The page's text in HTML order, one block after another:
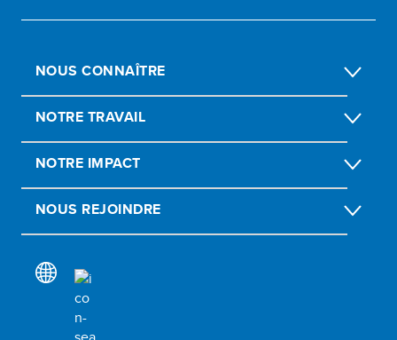
NOUS CONNAÎTRE
NOTRE TRAVAIL
NOTRE IMPACT
NOUS REJOINDRE